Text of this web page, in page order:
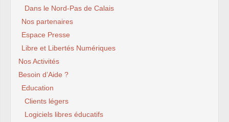
Dans le Nord-Pas de Calais
Nos partenaires
Espace Presse
Libre et Libertés Numériques
Nos Activités
Besoin d’Aide ?
Education
Clients légers
Logiciels libres éducatifs